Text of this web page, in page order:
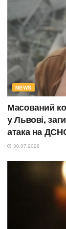
NEWS
Масований
у Львові,
атака на
30.07.2026